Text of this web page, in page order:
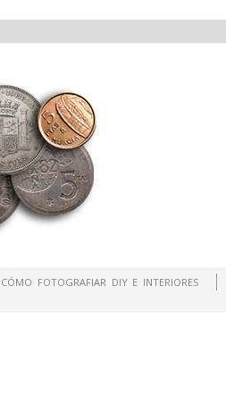
CÓMO FOTOGRAFIAR DIY E INTERIORES